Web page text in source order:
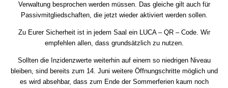
Verwaltung besprochen werden müssen. Das gleiche gilt auch für
Passivmitgliedschaften, die jetzt wieder aktiviert werden sollen.
Zu Eurer Sicherheit ist in jedem Saal ein LUCA – QR – Code. Wir
empfehlen allen, dass grundsätzlich zu nutzen.
Sollten die Inzidenzwerte weiterhin auf einem so niedrigen Niveau
bleiben, sind bereits zum 14. Juni weitere Öffnungschritte möglich und
es wird absehbar, dass zum Ende der Sommerferien kaum noch